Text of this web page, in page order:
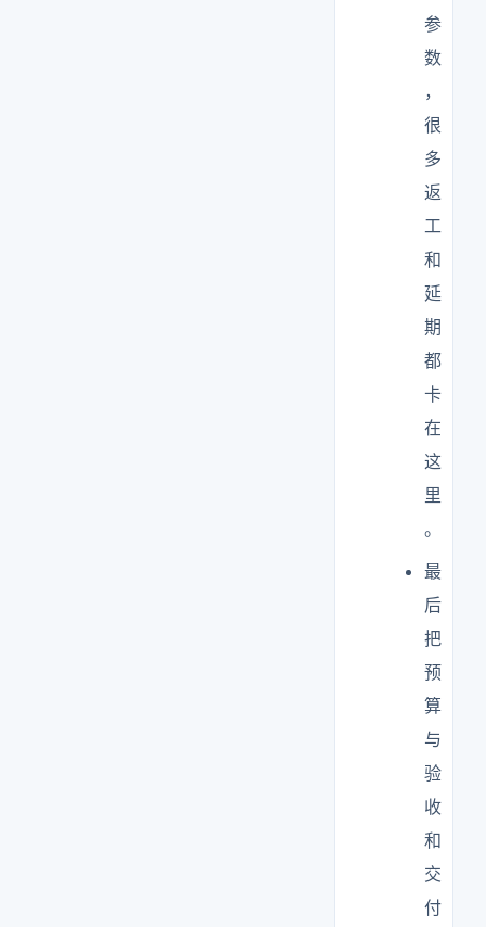
参
数
，
很
多
返
工
和
延
期
都
卡
在
这
里
。
最
后
把
预
算
与
验
收
和
交
付